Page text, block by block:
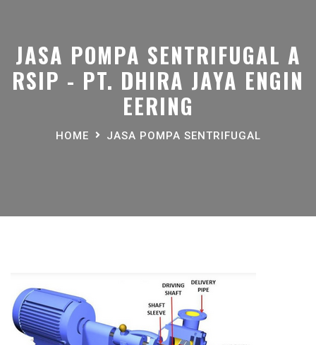
JASA POMPA SENTRIFUGAL A
RSIP - PT. DHIRA JAYA ENGIN
EERING
HOME JASA POMPA SENTRIFUGAL